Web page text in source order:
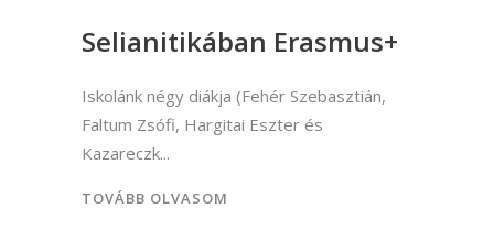
Selianitikában Erasmus+
Iskolánk négy diákja (Fehér Szebasztián,
Faltum Zsófi, Hargitai Eszter és
Kazareczk
TOVÁBB OLVASOM